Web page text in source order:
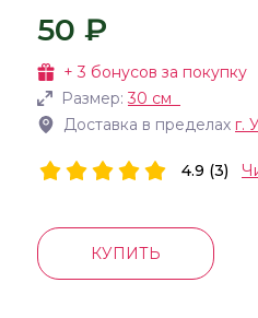
50 ₽
+3 бонусов за покупку
Размер:30 см
Доставка в пределах г.
4.9 (3)
КУПИТЬ